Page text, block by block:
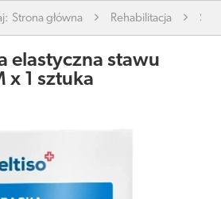
Strona główna Rehabilitacja
elastyczna stawu
x 1 sztuka